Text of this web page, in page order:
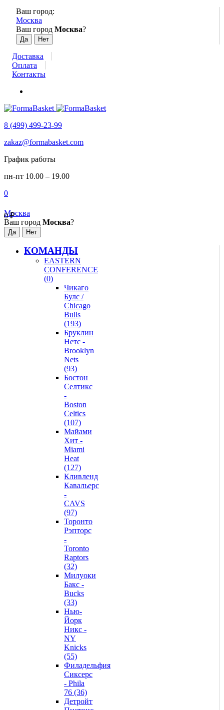
Ваш город:
Москва
Ваш город Москва?
Доставка
Оплата
Контакты
8 (499) 499-23-99
zakaz@formabasket.com
График работы
пн-пт 10.00 – 19.00
0
0₽
Москва
Ваш город Москва?
КОМАНДЫ
EASTERN
CONFERENCE
(0)
Чикаго
Булс /
Chicago
Bulls
(193)
Бруклин
Нетс -
Brooklyn
Nets
(93)
Бостон
Селтикс
-
Boston
Celtics
(107)
Майами
Хит -
Miami
Heat
(127)
Кливленд
Кавальерс
-
CAVS
(97)
Торонто
Рэпторс
-
Toronto
Raptors
(32)
Милуоки
Бакс -
Bucks
(33)
Нью-
Йорк
Никс -
NY
Knicks
(55)
Филадельфия
Сиксерс
- Phila
76 (36)
Детройт